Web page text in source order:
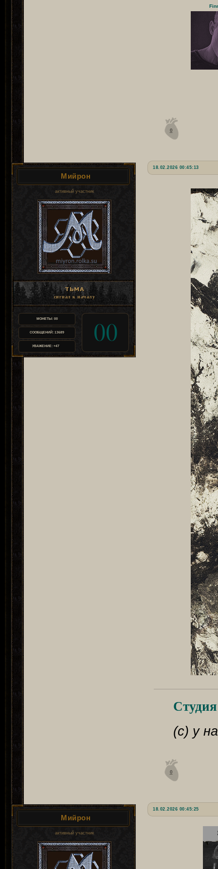
0
18.02.2026 00:45:13
Мийрон
активный участник
ТЬМА
сигнал к началу
МОНЕТЫ:00
СООБЩЕНИЙ: 13689
УВАЖЕНИЕ: +47 00
(с) у
0
18.02.2026 00:45:25
Мийрон
активный участник